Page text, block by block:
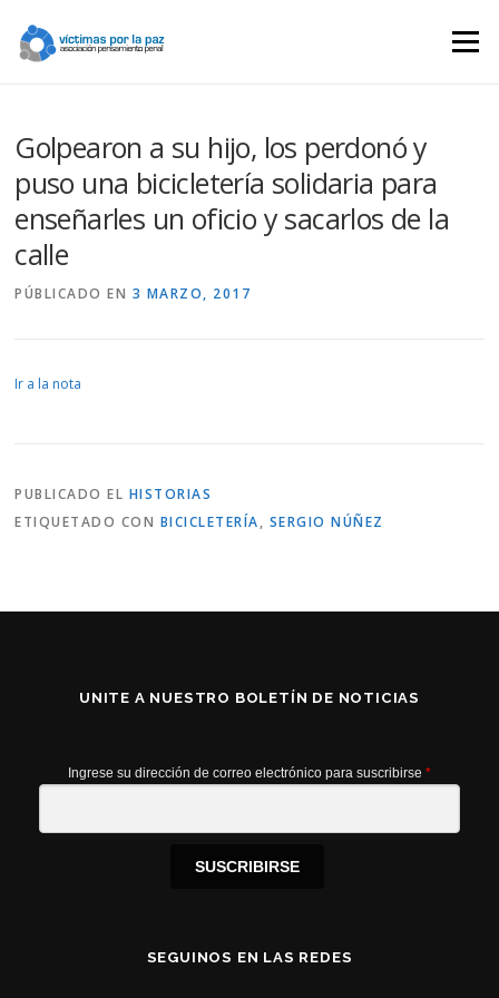
contenido
Menú
Golpearon a su hijo, los perdonó y
puso una bicicletería solidaria para
enseñarles un oficio y sacarlos de la
calle
PÚBLICADO EN 3 MARZO, 2017
Ir a la nota
PUBLICADO EL HISTORIAS
ETIQUETADO CON BICICLETERÍA, SERGIO NÚÑEZ
UNITE A NUESTRO BOLETÍN DE NOTICIAS
Ingrese su dirección de correo electrónico para suscribirse *
SUSCRIBIRSE
SEGUINOS EN LAS REDES